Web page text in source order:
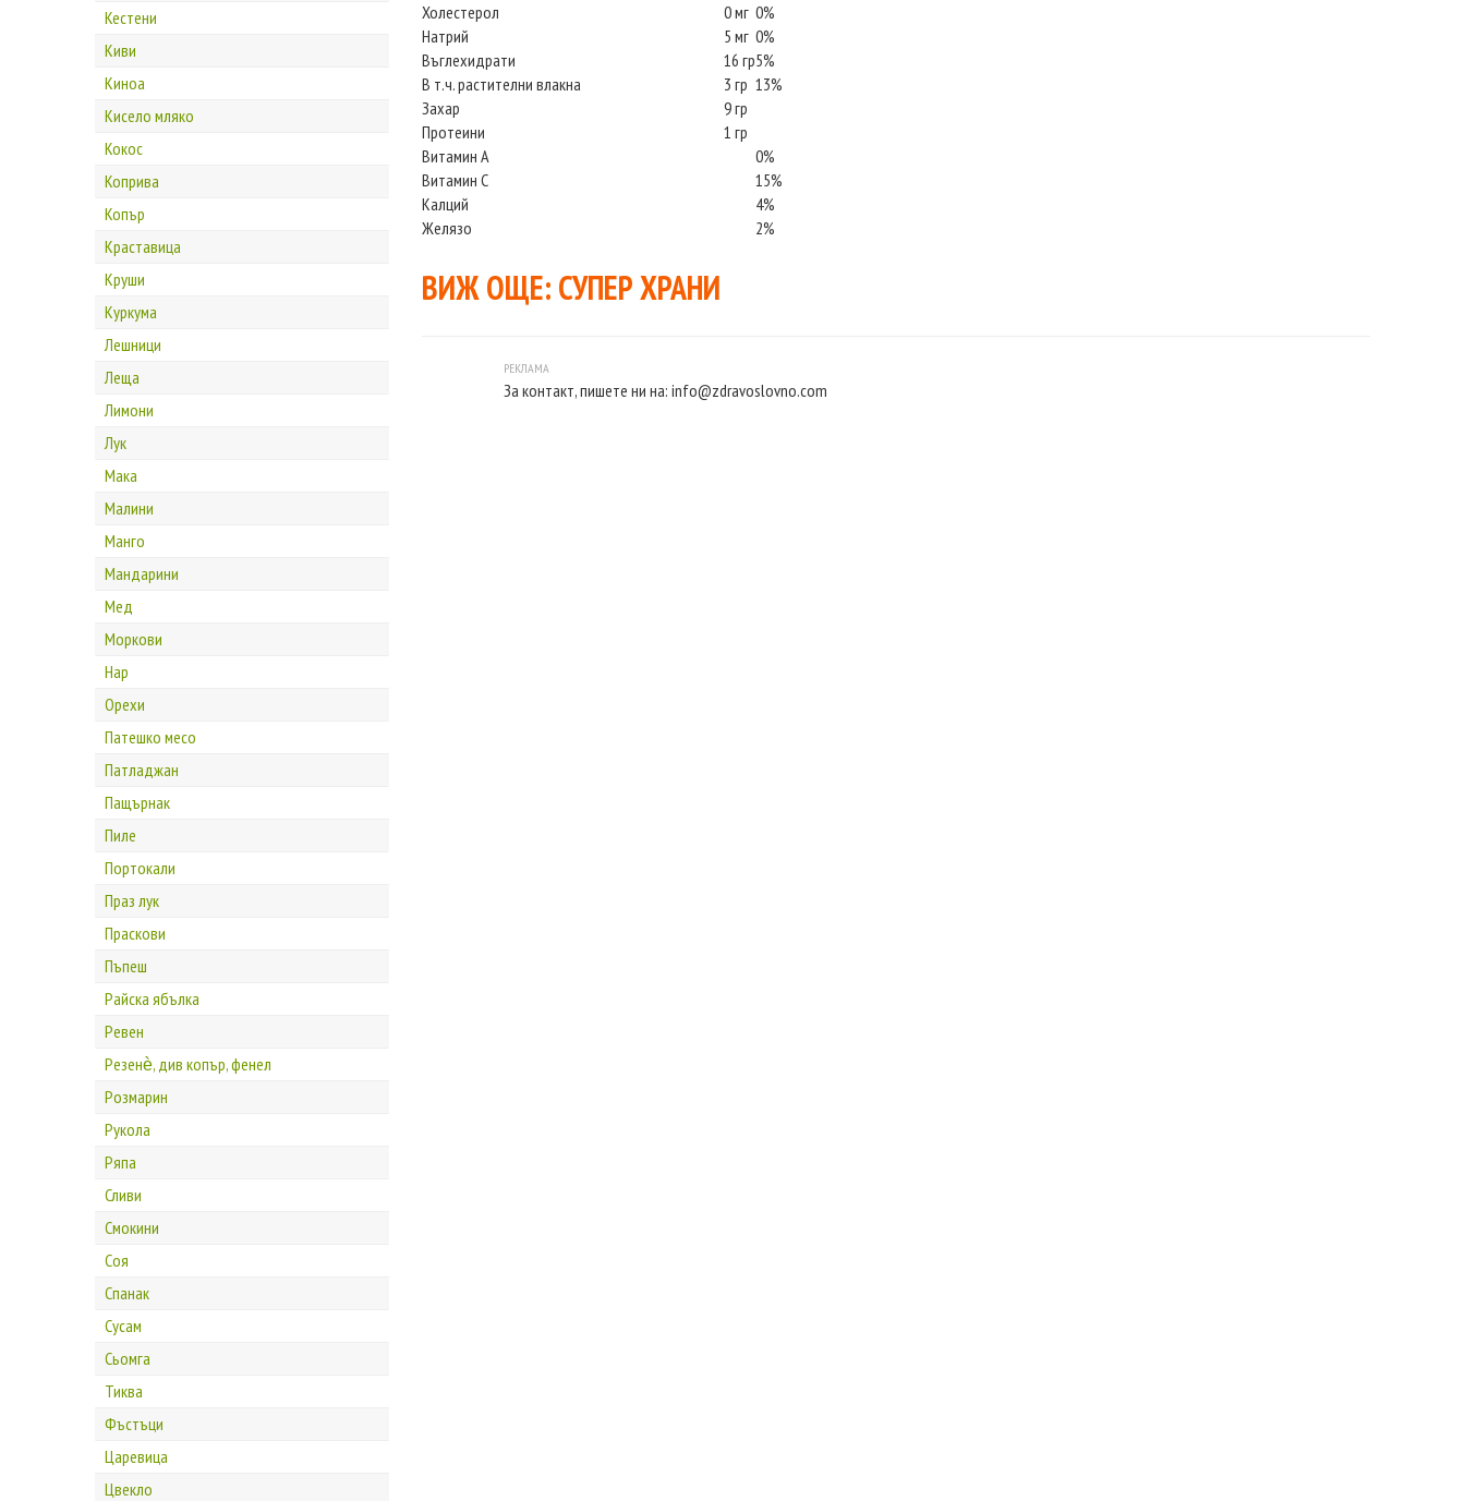
Кестени
Киви
Киноа
Кисело мляко
Кокос
Коприва
Копър
Краставица
Круши
Куркума
Лешници
Леща
Лимони
Лук
Мака
Малини
Манго
Мандарини
Мед
Моркови
Нар
Орехи
Патешко месо
Патладжан
Пащърнак
Пиле
Портокали
Праз лук
Праскови
Пъпеш
Райска ябълка
Ревен
Резенѐ, див копър, фенел
Розмарин
Рукола
Ряпа
Сливи
Смокини
Соя
Спанак
Сусам
Сьомга
Тиква
Фъстъци
Царевица
Цвекло
Холестерол
0 мг 0%
Натрий
5 мг 0%
Въглехидрати
16 гр5%
В т.ч. растителни влакна
3 гр 13%
Захар
9 гр
Протеини
1 гр
Витамин А
0%
Витамин С
15%
Калций
4%
Желязо
2%
ВИЖ ОЩЕ: СУПЕР ХРАНИ
За контакт, пишете ни на: info@zdravoslovno.com